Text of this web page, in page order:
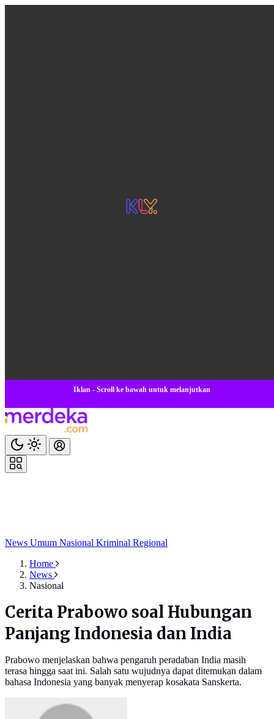
Iklan - Scroll ke bawah untuk melanjutkan
News Umum Nasional Kriminal Regional
Home
News
Nasional
Cerita Prabowo soal Hubungan
Panjang Indonesia dan India
Prabowo menjelaskan bahwa pengaruh peradaban India masih
terasa hingga saat ini. Salah satu wujudnya dapat ditemukan dalam
bahasa Indonesia yang banyak menyerap kosakata Sanskerta.